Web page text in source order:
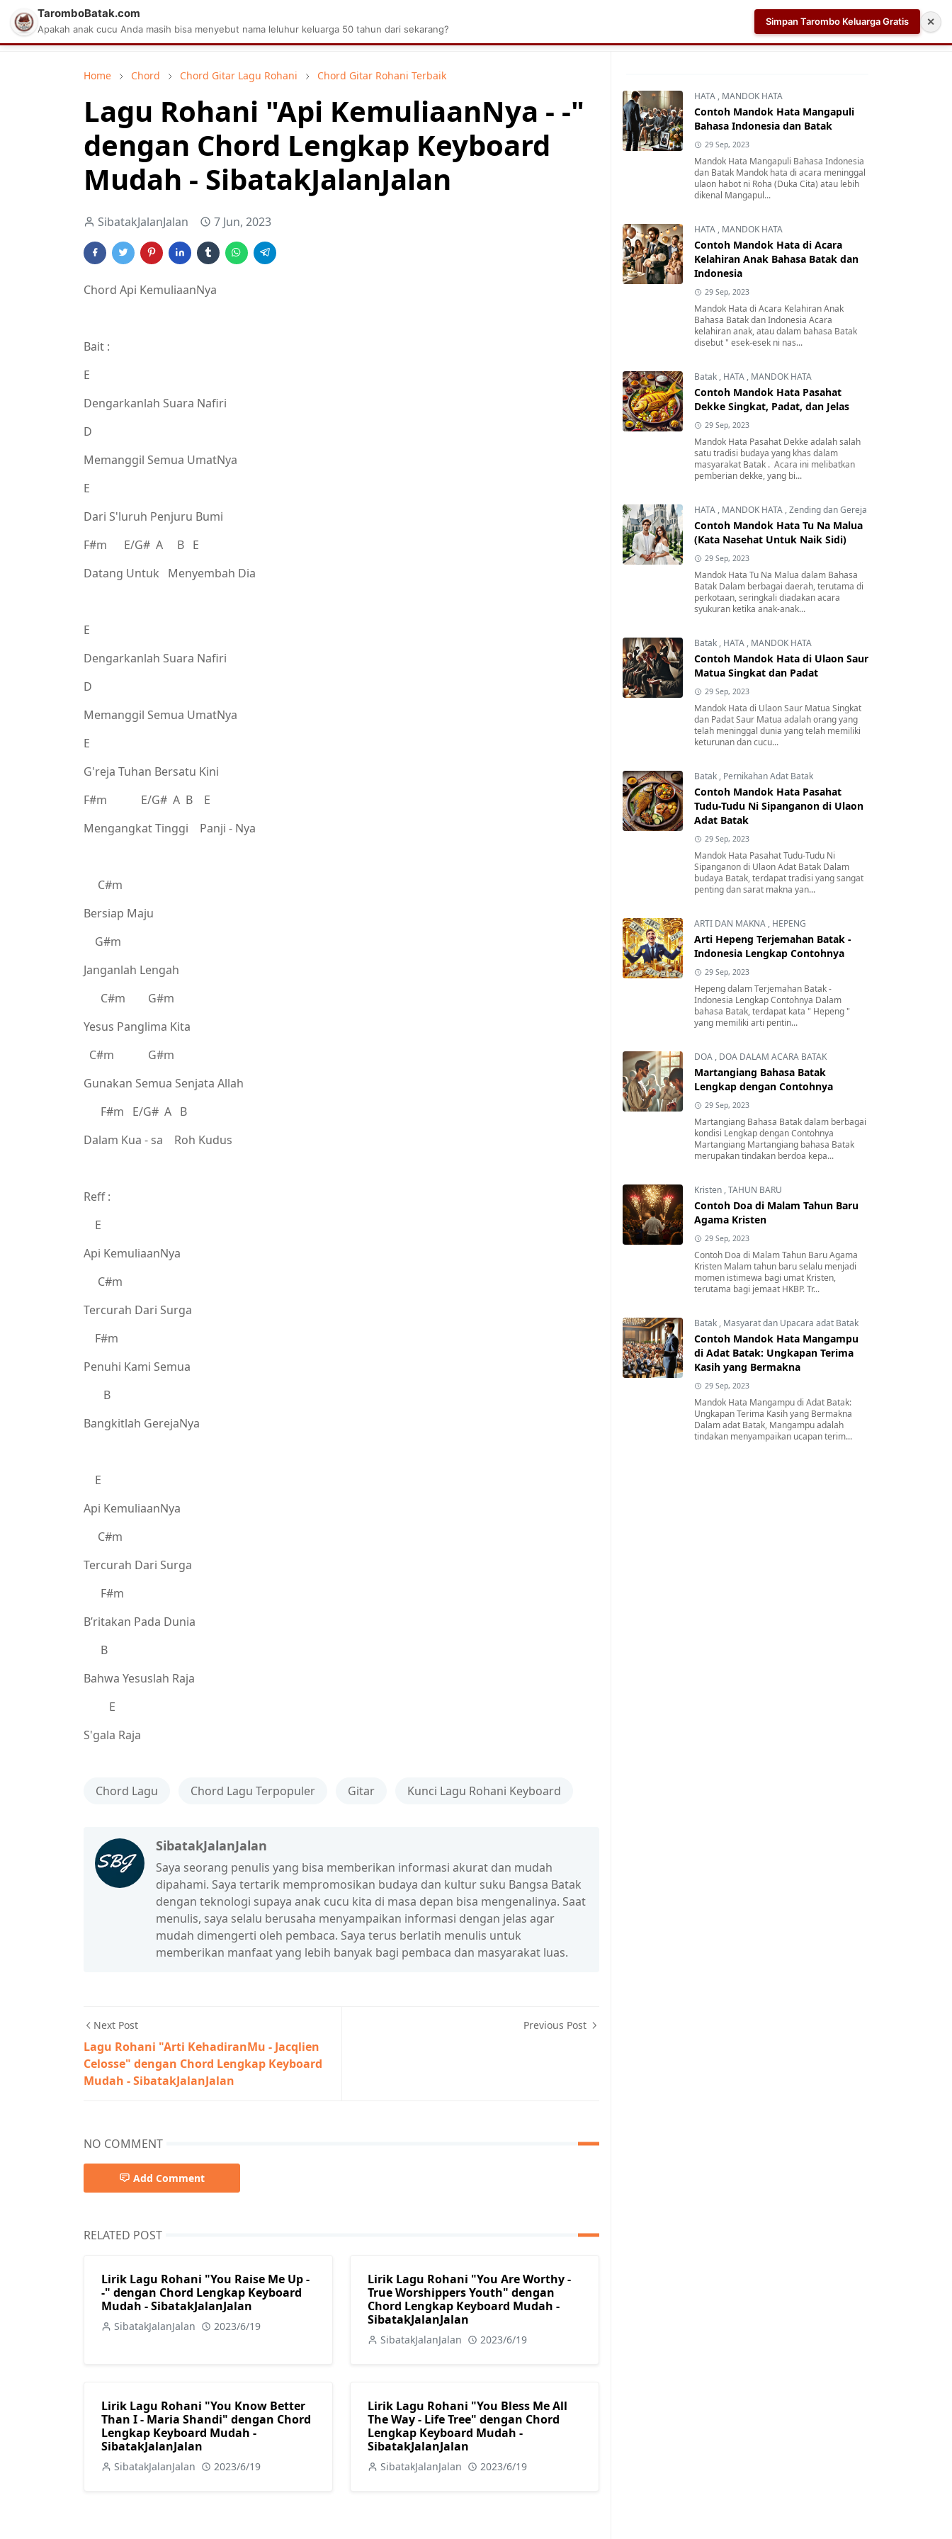
Matius Celcius Sinaga Aplikasi Pabrik Kelapa Sawit Tarombo Batak Aplikasi AI Teleprompter dan Pembuat Skrip Video
Home Chord Chord Gitar Lagu Rohani Chord Gitar Rohani Terbaik
Lagu Rohani "Api KemuliaanNya - -"
dengan Chord Lengkap Keyboard
Mudah - SibatakJalanJalan
SibatakJalanJalan 7 Jun, 2023
Chord Api KemuliaanNya
Bait :
E
Dengarkanlah Suara Nafiri
D
Memanggil Semua UmatNya
E
Dari S'luruh Penjuru Bumi
F#m E/G# A B E
Datang Untuk Menyembah Dia
E
Dengarkanlah Suara Nafiri
D
Memanggil Semua UmatNya
E
G'reja Tuhan Bersatu Kini
F#m E/G# A B E
Mengangkat Tinggi Panji - Nya
C#m
Bersiap Maju
G#m
Janganlah Lengah
C#m G#m
Yesus Panglima Kita
C#m G#m
Gunakan Semua Senjata Allah
F#m E/G# A B
Dalam Kua - sa Roh Kudus
Reff :
E
Api KemuliaanNya
C#m
Tercurah Dari Surga
F#m
Penuhi Kami Semua
B
Bangkitlah GerejaNya
E
Api KemuliaanNya
C#m
Tercurah Dari Surga
F#m
B’ritakan Pada Dunia
B
Bahwa Yesuslah Raja
E
S'gala Raja
Chord Lagu Chord Lagu Terpopuler Gitar Kunci Lagu Rohani Keyboard
SibatakJalanJalan
Saya seorang penulis yang bisa memberikan informasi akurat dan mudah
dipahami. Saya tertarik mempromosikan budaya dan kultur suku Bangsa Batak
dengan teknologi supaya anak cucu kita di masa depan bisa mengenalinya. Saat
menulis, saya selalu berusaha menyampaikan informasi dengan jelas agar
mudah dimengerti oleh pembaca. Saya terus berlatih menulis untuk
memberikan manfaat yang lebih banyak bagi pembaca dan masyarakat luas.
Next Post
Lagu Rohani "Arti KehadiranMu - Jacqlien
Celosse" dengan Chord Lengkap Keyboard
Mudah - SibatakJalanJalan
Previous Post
NO COMMENT
Add Comment
RELATED POST
Lirik Lagu Rohani "You Raise Me Up -
-" dengan Chord Lengkap Keyboard
Mudah - SibatakJalanJalan
SibatakJalanJalan 2023/6/19
Lirik Lagu Rohani "You Are Worthy -
True Worshippers Youth" dengan
Chord Lengkap Keyboard Mudah -
SibatakJalanJalan
SibatakJalanJalan 2023/6/19
Lirik Lagu Rohani "You Know Better
Than I - Maria Shandi" dengan Chord
Lengkap Keyboard Mudah -
SibatakJalanJalan
SibatakJalanJalan 2023/6/19
Lirik Lagu Rohani "You Bless Me All
The Way - Life Tree" dengan Chord
Lengkap Keyboard Mudah -
SibatakJalanJalan
SibatakJalanJalan 2023/6/19
HATA , MANDOK HATA
Contoh Mandok Hata Mangapuli
Bahasa Indonesia dan Batak
29 Sep, 2023
Mandok Hata Mangapuli Bahasa Indonesia
dan Batak Mandok hata di acara meninggal
ulaon habot ni Roha (Duka Cita) atau lebih
dikenal Mangapul...
HATA , MANDOK HATA
Contoh Mandok Hata di Acara
Kelahiran Anak Bahasa Batak dan
Indonesia
29 Sep, 2023
Mandok Hata di Acara Kelahiran Anak
Bahasa Batak dan Indonesia Acara
kelahiran anak, atau dalam bahasa Batak
disebut " esek-esek ni nas...
Batak , HATA , MANDOK HATA
Contoh Mandok Hata Pasahat
Dekke Singkat, Padat, dan Jelas
29 Sep, 2023
Mandok Hata Pasahat Dekke adalah salah
satu tradisi budaya yang khas dalam
masyarakat Batak . Acara ini melibatkan
pemberian dekke, yang bi...
HATA , MANDOK HATA ,Zending dan Gereja
Contoh Mandok Hata Tu Na Malua
(Kata Nasehat Untuk Naik Sidi)
29 Sep, 2023
Mandok Hata Tu Na Malua dalam Bahasa
Batak Dalam berbagai daerah, terutama di
perkotaan, seringkali diadakan acara
syukuran ketika anak-anak...
Batak , HATA , MANDOK HATA
Contoh Mandok Hata di Ulaon Saur
Matua Singkat dan Padat
29 Sep, 2023
Mandok Hata di Ulaon Saur Matua Singkat
dan Padat Saur Matua adalah orang yang
telah meninggal dunia yang telah memiliki
keturunan dan cucu...
Batak , Pernikahan Adat Batak
Contoh Mandok Hata Pasahat
Tudu-Tudu Ni Sipanganon di Ulaon
Adat Batak
29 Sep, 2023
Mandok Hata Pasahat Tudu-Tudu Ni
Sipanganon di Ulaon Adat Batak Dalam
budaya Batak, terdapat tradisi yang sangat
penting dan sarat makna yan...
ARTI DAN MAKNA , HEPENG
Arti Hepeng Terjemahan Batak -
Indonesia Lengkap Contohnya
29 Sep, 2023
Hepeng dalam Terjemahan Batak -
Indonesia Lengkap Contohnya Dalam
bahasa Batak, terdapat kata " Hepeng "
yang memiliki arti pentin...
DOA , DOA DALAM ACARA BATAK
Martangiang Bahasa Batak
Lengkap dengan Contohnya
29 Sep, 2023
Martangiang Bahasa Batak dalam berbagai
kondisi Lengkap dengan Contohnya
Martangiang Martangiang bahasa Batak
merupakan tindakan berdoa kepa...
Kristen ,TAHUN BARU
Contoh Doa di Malam Tahun Baru
Agama Kristen
29 Sep, 2023
Contoh Doa di Malam Tahun Baru Agama
Kristen Malam tahun baru selalu menjadi
momen istimewa bagi umat Kristen,
terutama bagi jemaat HKBP. Tr...
Batak , Masyarat dan Upacara adat Batak
Contoh Mandok Hata Mangampu
di Adat Batak: Ungkapan Terima
Kasih yang Bermakna
29 Sep, 2023
Mandok Hata Mangampu di Adat Batak:
Ungkapan Terima Kasih yang Bermakna
Dalam adat Batak, Mangampu adalah
tindakan menyampaikan ucapan terim...
TaromboBatak.com
Apakah anak cucu Anda masih bisa menyebut nama leluhur keluarga 50 tahun dari sekarang?
Simpan Tarombo Keluarga Gratis ✕